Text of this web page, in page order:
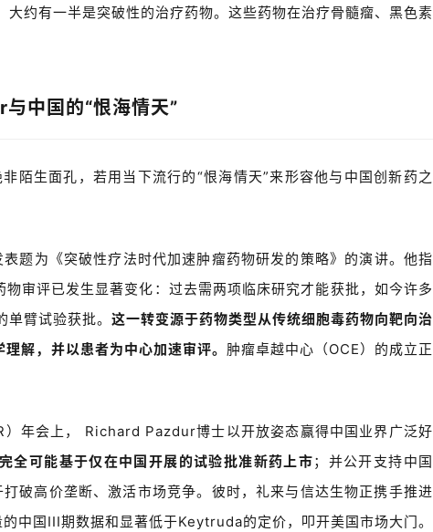
大约有一半是突破性的治疗药物。这些药物在治疗骨髓瘤、黑色素
与中国的“恨海情天”
陌生面孔，若用当下流行的“恨海情天”来形容他与中国创新药之
表题为《突破性疗法时代加速肿瘤药物研发的策略》的演讲。他指
物审评已发生显著变化：过去需两项临床研究才能获批，如今许多
臂试验获批。 这一转变源于药物类型从传统细胞毒药物向靶向治
解，并以患者为中心加速审评。 肿瘤卓越中心（OCE）的成立正
）年会上， Richard Pazdur博士以开放姿态赢得中国业界广泛好
完全可能基于仅在中国开展的试验批准新药上市；并公开支持中国
破高价垄断、激活市场竞争。彼时，礼来与信达生物正携手推进
中国 III期数据和显著低于Keytruda的定价，叩开美国市场大门。